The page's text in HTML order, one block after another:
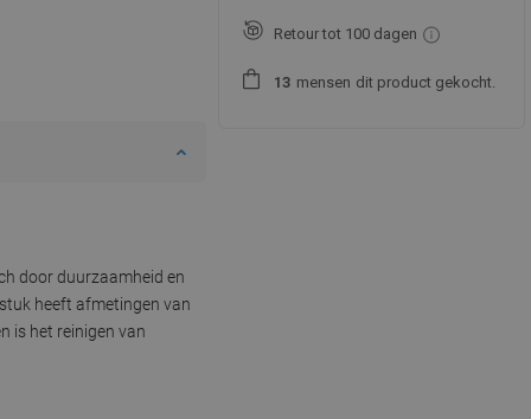
door duurzaamheid en
heeft afmetingen van
is het reinigen van
Retour tot 100 dagen
1 3 mensen dit product gekocht.